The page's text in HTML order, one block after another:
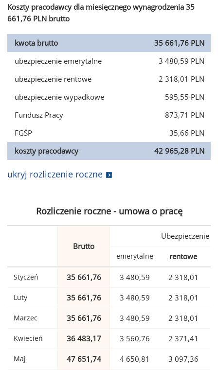
Koszty pracodawcy dla miesięcznego wynagrodzenia 35
661,76 PLN brutto
kwota brutto
35 661,76 PLN
ubezpieczenie emerytalne
3 480,59 PLN
ubezpieczenie rentowe
2 318,01 PLN
ubezpieczenie wypadkowe
595,55 PLN
Fundusz Pracy
873,71 PLN
FGŚP
35,66 PLN
koszty pracodawcy
42 965,28 PLN
ukryj rozliczenie roczne
Rozliczenie roczne - umowa o pracę
Brutto
Ubezpieczenie
emerytalne rentowe
Styczeń 35 661,76 3 480,59 2 318,01
Luty 35 661,76 3 480,59 2 318,01
Marzec 35 661,76 3 480,59 2 318,01
Kwiecień 36 483,17 3 560,76 2 371,41
Maj 47 651,74 4 650,81 3 097,36